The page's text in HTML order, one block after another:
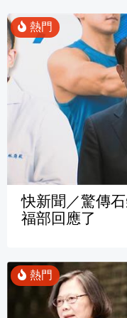
快新聞／驚傳
福部回應了